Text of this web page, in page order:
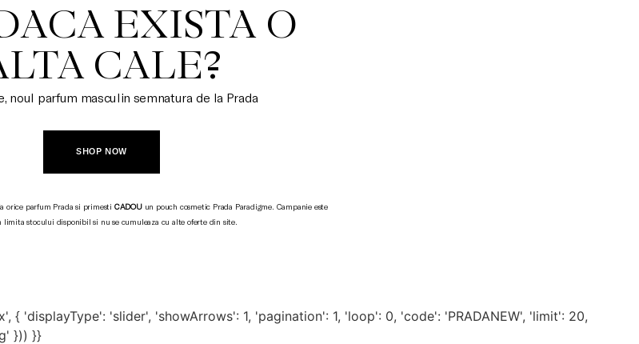
EXISTA O
CALE?
noul parfum masculin semnatura de la Prada
SHOP NOW
orice parfum Prada si primesti CADOUun pouch cosmetic Prada Paradigme. Campanie este
limita stocului disponibil si nu se cumuleaza cu alte oferte din site.
'displayType': 'slider', 'showArrows': 1, 'pagination': 1, 'loop': 0, 'code': 'PRADANEW', 'limit': 20,
})) }}